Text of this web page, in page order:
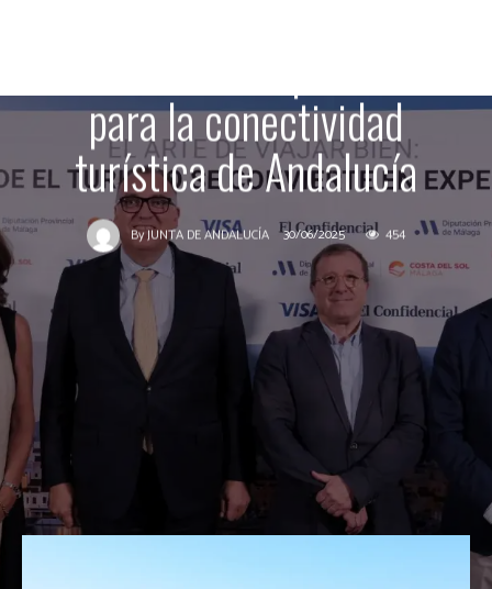
para la conectividad
turística de Andalucía
ByJUNTA DE ANDALUCÍA 30/06/2025 454